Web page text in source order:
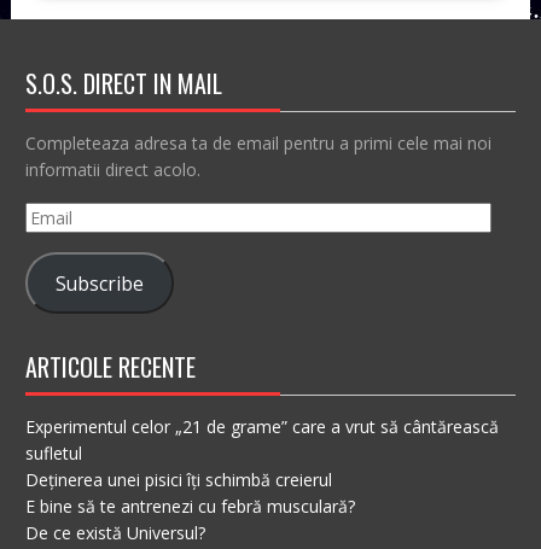
S.O.S. DIRECT IN MAIL
Completeaza adresa ta de email pentru a primi cele mai noi
informatii direct acolo.
Email
Subscribe
ARTICOLE RECENTE
Experimentul celor „21 de grame” care a vrut să cântărească
sufletul
Deținerea unei pisici îți schimbă creierul
E bine să te antrenezi cu febră musculară?
De ce există Universul?